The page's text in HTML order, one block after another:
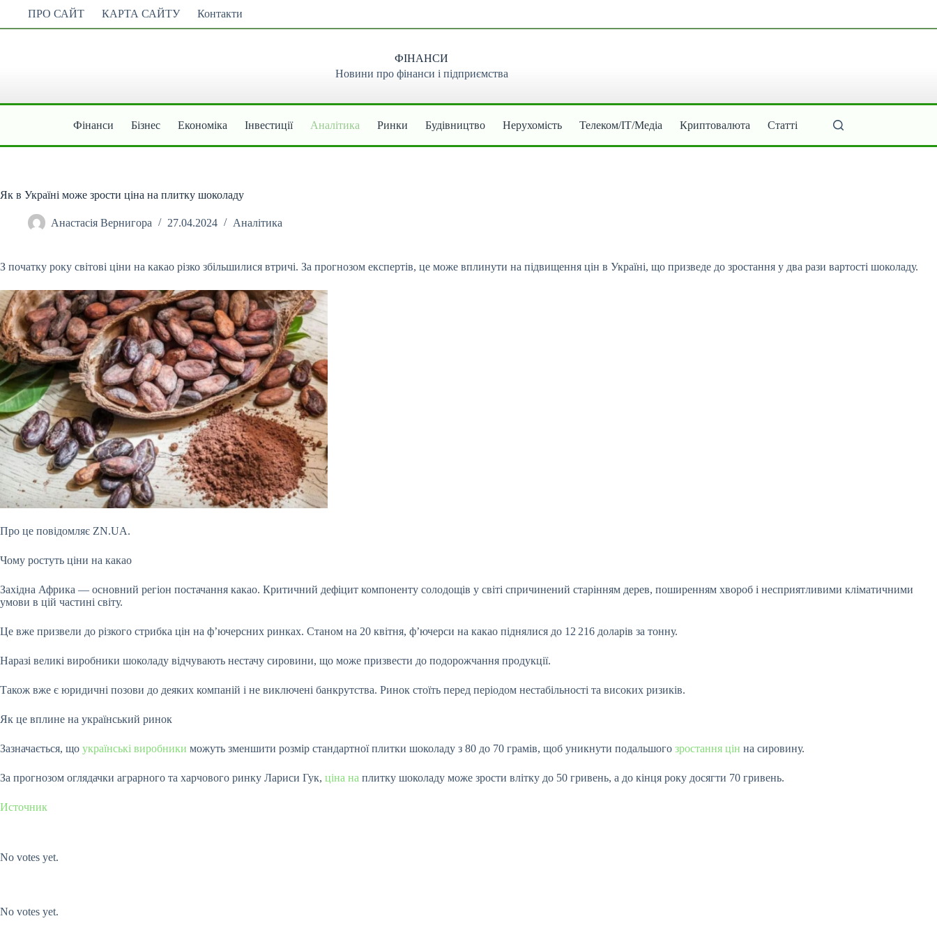
вмісту
ПРО САЙТ КАРТА САЙТУ Контакти
ФІНАНСИ
Новини про фінанси і підприємства
Фінанси Бізнес Економіка Інвестиції Аналітика Ринки Будівництво Нерухомість Телеком/ІТ/Медіа Криптовалюта Статті
Як в Україні може зрости ціна на плитку шоколаду
Анастасія Вернигора 27.04.2024 Аналітика
З початку року світові ціни на какао різко збільшилися втричі. За прогнозом експертів, це може вплинути на підвищення цін в Україні, що призведе до зростання у два рази вартості шоколаду.
Про це повідомляє ZN.UA.
Чому ростуть ціни на какао
Західна Африка — основний регіон постачання какао. Критичний дефіцит компоненту солодощів у світі спричинений старінням дерев, поширенням хвороб і несприятливими кліматичними
умови в цій частині світу.
Це вже призвели до різкого стрибка цін на ф’ючерсних ринках. Станом на 20 квітня, ф’ючерси на какао піднялися до 12 216 доларів за тонну.
Наразі великі виробники шоколаду відчувають нестачу сировини, що може призвести до подорожчання продукції.
Також вже є юридичні позови до деяких компаній і не виключені банкрутства. Ринок стоїть перед періодом нестабільності та високих ризиків.
Як це вплине на український ринок
Зазначається, що українські виробники можуть зменшити розмір стандартної плитки шоколаду з 80 до 70 грамів, щоб уникнути подальшого зростання цін на сировину.
За прогнозом оглядачки аграрного та харчового ринку Лариси Гук, ціна на плитку шоколаду може зрости влітку до 50 гривень, а до кінця року досягти 70 гривень.
Источник
No votes yet.
No votes yet.